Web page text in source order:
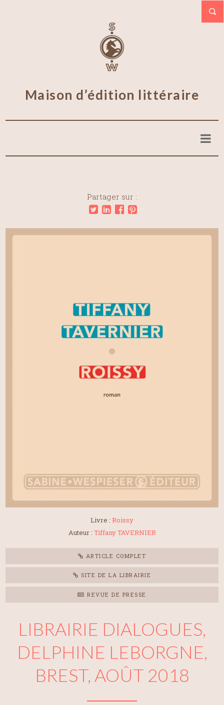
Maison d’édition littéraire
Partager sur :
Livre : Roissy
Auteur : Tiffany TAVERNIER
ARTICLE COMPLET
SITE DE LA LIBRAIRIE
REVUE DE PRESSE
LIBRAIRIE DIALOGUES,
DELPHINE LEBORGNE,
BREST, AOÛT 2018